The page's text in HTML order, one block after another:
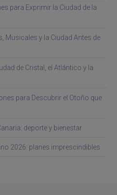
para Exprimir la Ciudad de la
Musicales y la Ciudad Antes de
de Cristal, el Atlántico y la
para Descubrir el Otoño que
deporte y bienestar
2026: planes imprescindibles